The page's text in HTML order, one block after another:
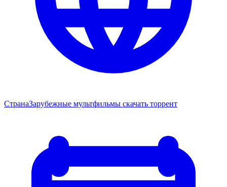
СтранаЗарубежные мультфильмы скачать торрент